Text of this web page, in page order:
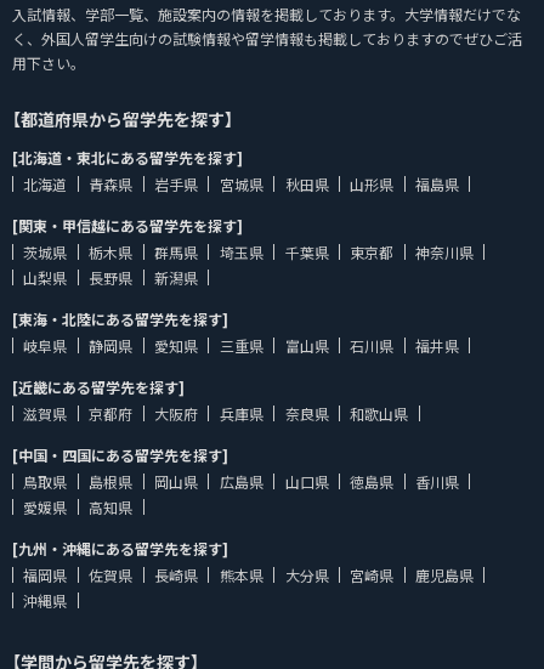
入試情報、学部一覧、施設案内の情報を掲載しております。大学情報だけでな
く、外国人留学生向けの試験情報や留学情報も掲載しておりますのでぜひご活
用下さい。
【都道府県から留学先を探す】
[北海道・東北にある留学先を探す]
北海道
青森県 岩手県 宮城県 秋田県 山形県
福島県
[関東・甲信越にある留学先を探す]
茨城県
栃木県 群馬県 埼玉県 千葉県 東京都
神奈川県
山梨県
長野県
新潟県
[東海・北陸にある留学先を探す]
岐阜県
静岡県 愛知県 三重県 富山県 石川県
福井県
[近畿にある留学先を探す]
滋賀県
京都府 大阪府 兵庫県 奈良県
和歌山県
[中国・四国にある留学先を探す]
鳥取県
島根県 岡山県 広島県 山口県 徳島県
香川県
愛媛県
高知県
[九州・沖縄にある留学先を探す]
福岡県
佐賀県 長崎県 熊本県 大分県 宮崎県
鹿児島県
沖縄県
【学問から留学先を探す】